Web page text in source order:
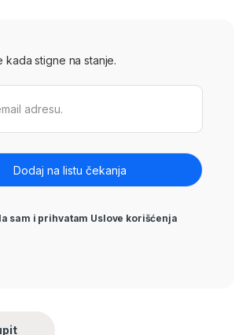
kada stigne na stanje.
sam i prihvatam Uslove korišćenja